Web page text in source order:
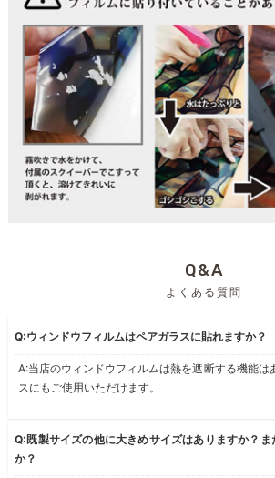
Q&A
よくある質問
Q:ウィンドウフィルムはペアガラスに貼れますか？
A:当店のウィンドウフィルムは熱を遮断する機能は
スにもご使用いただけます。
Q:既製サイズの他に大きめサイズはありますか？
か？